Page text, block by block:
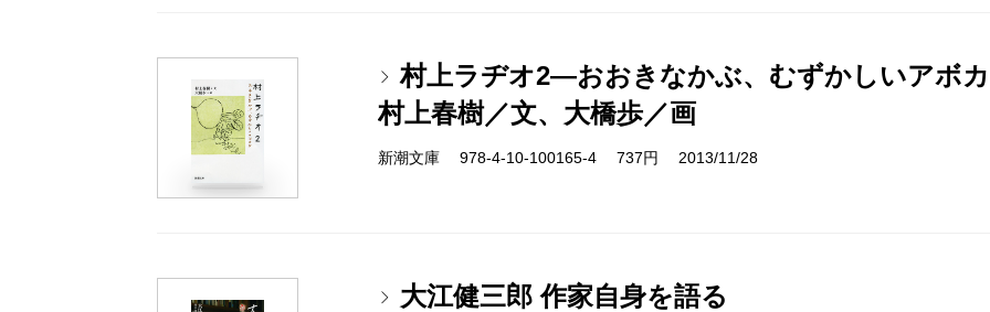
村上ラヂオ2―おおきなかぶ、むずかしいアボ
村上春樹／文、大橋歩／画
新潮文庫 978-4-10-100165-4 737円 2013/11/28
大江健三郎 作家自身を語る